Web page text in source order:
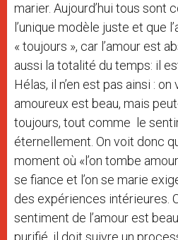
marier. Aujourd’hui tous sont
l’unique modèle juste et que
« toujours », car l’amour est
aussi la totalité du temps: il
Hélas, il n’en est pas ainsi :
amoureux est beau, mais
toujours, tout comme le
éternellement. On voit donc
moment où «l’on tombe
se fiance et l’on se marie
des expériences intérieures.
sentiment de l’amour est
purifié, il doit suivre un